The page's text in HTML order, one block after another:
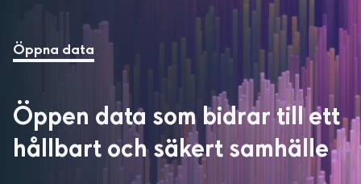
Öppna data
Öppen data som bidrar till ett
hållbart och säkert samhälle